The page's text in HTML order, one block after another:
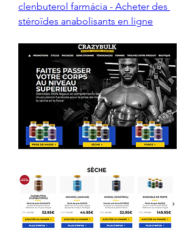
clenbuterol farmácia - Acheter des
stéroïdes anabolisants en ligne